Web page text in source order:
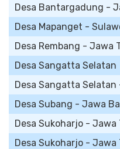
Desa Bantargadung -
Desa Mapanget -
Desa Rembang - Jawa
Desa Sangatta Selatan
Desa Sangatta
Desa Subang - Jawa
Desa Sukoharjo - Jawa
Desa Sukoharjo - Jawa